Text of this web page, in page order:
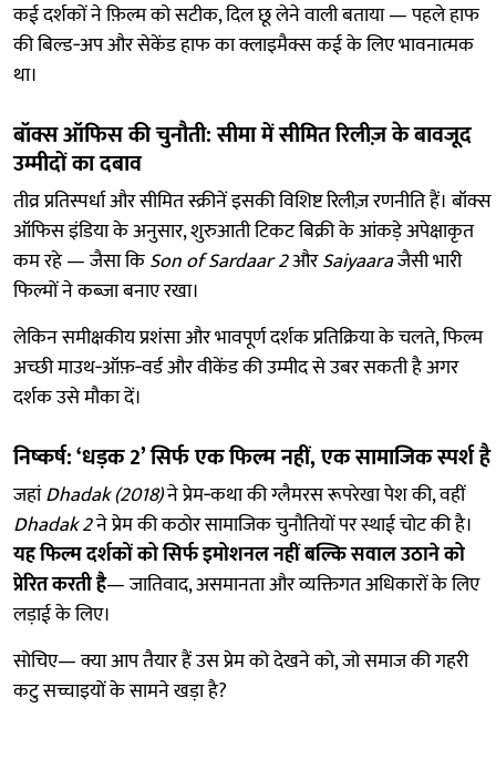
कई दर्शकों ने फ़िल्म को सटीक, दिल छू लेने वाली बताया — पहले हाफ
की बिल्ड‑अप और सेकेंड हाफ का क्लाइमैक्स कई के लिए भावनात्मक
था।
बॉक्स ऑफिस की चुनौती: सीमा में सीमित रिलीज़ के बावजूद
उम्मीदों का दबाव
तीव्र प्रतिस्पर्धा और सीमित स्क्रीनें इसकी विशिष्ट रिलीज़ रणनीति हैं। बॉक्स
ऑफिस इंडिया के अनुसार, शुरुआती टिकट बिक्री के आंकड़े अपेक्षाकृत
कम रहे — जैसा किSon of Sardaar 2औरSaiyaaraजैसी भारी
फिल्मों ने कब्ज़ा बनाए रखा।
लेकिन समीक्षकीय प्रशंसा और भावपूर्ण दर्शक प्रतिक्रिया के चलते, फिल्म
अच्छी माउथ‑ऑफ़‑वर्ड और वीकेंड की उम्मीद से उबर सकती है अगर
दर्शक उसे मौका दें।
निष्कर्ष: ‘धड़क 2’ सिर्फ एक फिल्म नहीं, एक सामाजिक स्पर्श है
जहांDhadak (2018)ने प्रेम‑कथा की ग्लैमरस रूपरेखा पेश की, वहीं
Dhadak 2ने प्रेम की कठोर सामाजिक चुनौतियों पर स्थाई चोट की है।
यह फिल्म दर्शकों को सिर्फ इमोशनल नहीं बल्कि सवाल उठाने को
प्रेरित करती है— जातिवाद, असमानता और व्यक्तिगत अधिकारों के लिए
लड़ाई के लिए।
सोचिए— क्या आप तैयार हैं उस प्रेम को देखने को, जो समाज की गहरी
कटु सच्चाइयों के सामने खड़ा है?